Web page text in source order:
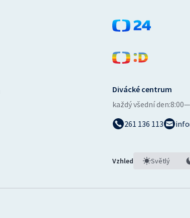
Divácké centrum
každý všední den:
261 136 113
Vzhled Světlý